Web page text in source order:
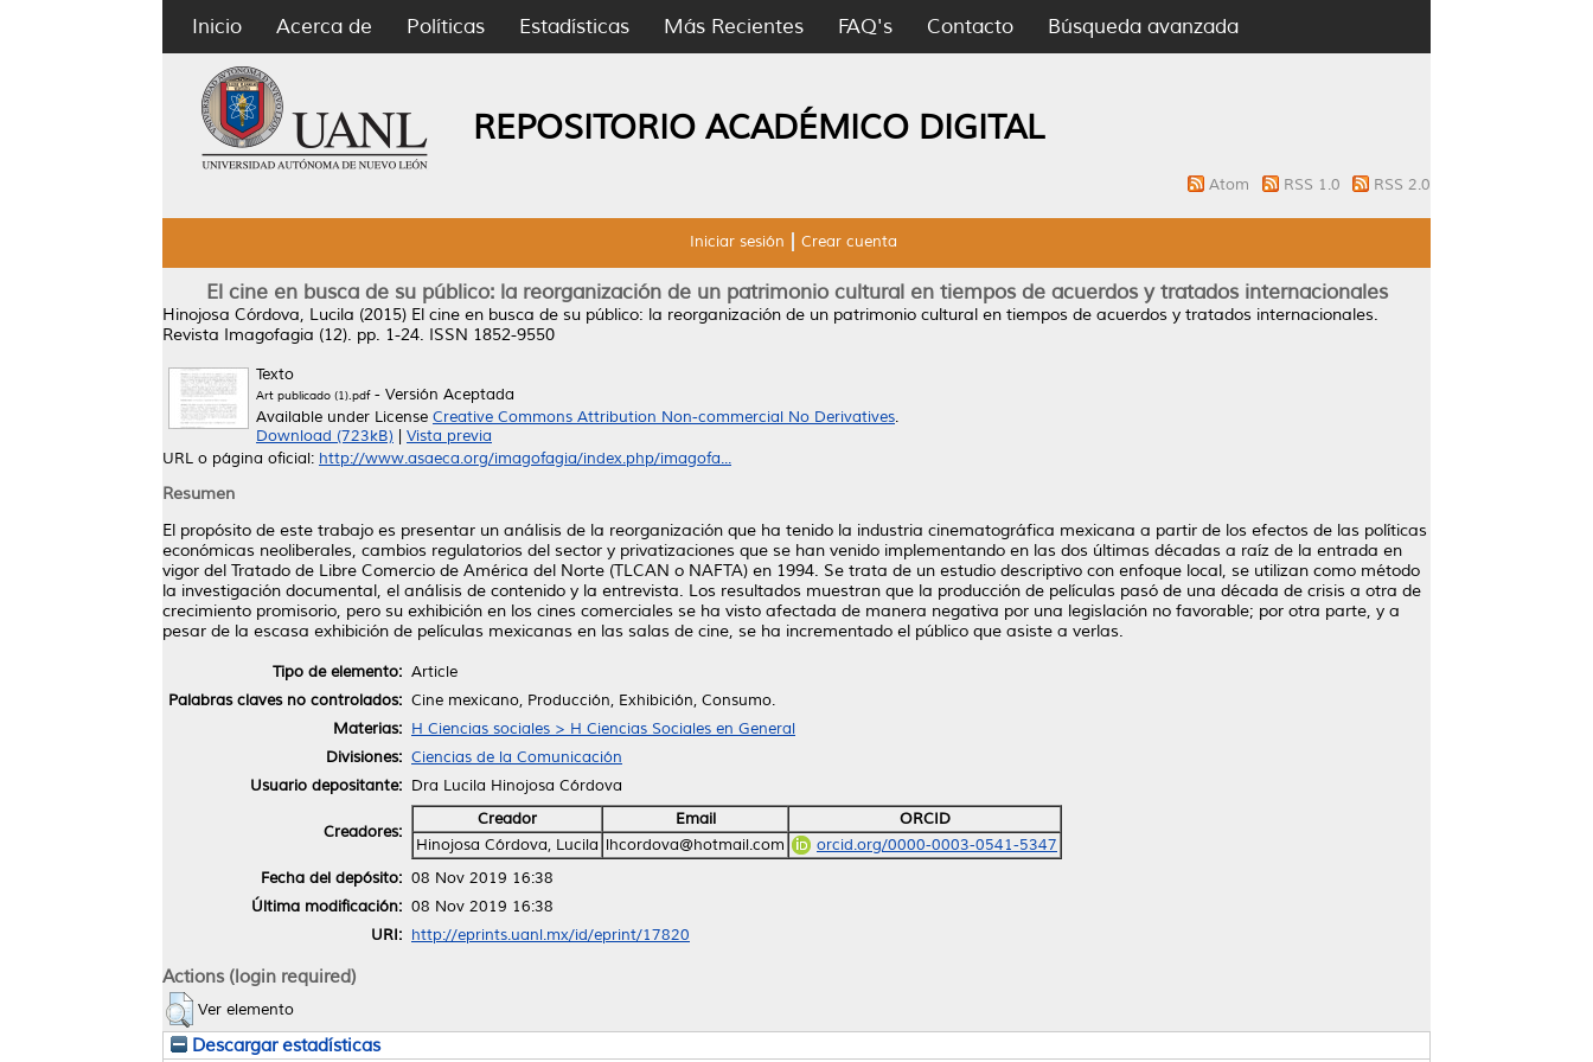
Inicio Acerca de Políticas Estadísticas Más Recientes FAQ's Contacto Búsqueda avanzada
REPOSITORIO ACADÉMICO DIGITAL
Atom RSS 1.0 RSS 2.0
Iniciar sesión Crear cuenta
El cine en busca de su público: la reorganización de un patrimonio cultural en tiempos de acuerdos y tratados internacionales
Hinojosa Córdova, Lucila (2015) El cine en busca de su público: la reorganización de un patrimonio cultural en tiempos de acuerdos y tratados internacionales.
Revista Imagofagia (12). pp. 1-24. ISSN 1852-9550
Texto
Art publicado (1).pdf- Versión Aceptada
Available under License Creative Commons Attribution Non-commercial No Derivatives.
Download (723kB)
Vista previa
URL o página oficial: http://www.asaeca.org/imagofagia/index.php/imagofa...
Resumen
El propósito de este trabajo es presentar un análisis de la reorganización que ha tenido la industria cinematográfica mexicana a partir de los efectos de las políticas
económicas neoliberales, cambios regulatorios del sector y privatizaciones que se han venido implementando en las dos últimas décadas a raíz de la entrada en
vigor del Tratado de Libre Comercio de América del Norte (TLCAN o NAFTA) en 1994. Se trata de un estudio descriptivo con enfoque local, se utilizan como método
la investigación documental, el análisis de contenido y la entrevista. Los resultados muestran que la producción de películas pasó de una década de crisis a otra de
crecimiento promisorio, pero su exhibición en los cines comerciales se ha visto afectada de manera negativa por una legislación no favorable; por otra parte, y a
pesar de la escasa exhibición de películas mexicanas en las salas de cine, se ha incrementado el público que asiste a verlas.
Tipo de elemento: Article
Palabras claves no controlados: Cine mexicano, Producción, Exhibición, Consumo.
Materias: H Ciencias sociales > H Ciencias Sociales en General
Divisiones: Ciencias de la Comunicación
Usuario depositante: Dra Lucila Hinojosa Córdova
Creadores:
Creador Email
ORCID
Hinojosa Córdova, Lucila lhcordova@hotmail.com
orcid.org/0000-0003-0541-5347
Fecha del depósito: 08 Nov 2019 16:38
Última modificación: 08 Nov 2019 16:38
URI: http://eprints.uanl.mx/id/eprint/17820
Actions (login required)
Ver elemento
Descargar estadísticas